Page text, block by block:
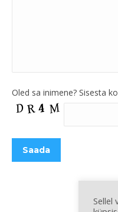
Oled sa inimene? Sisesta
Sellel